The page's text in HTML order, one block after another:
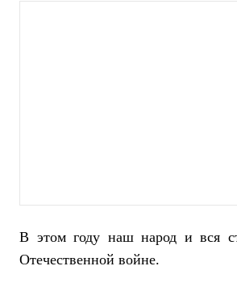
В этом году наш народ и вся
Отечественной войне.